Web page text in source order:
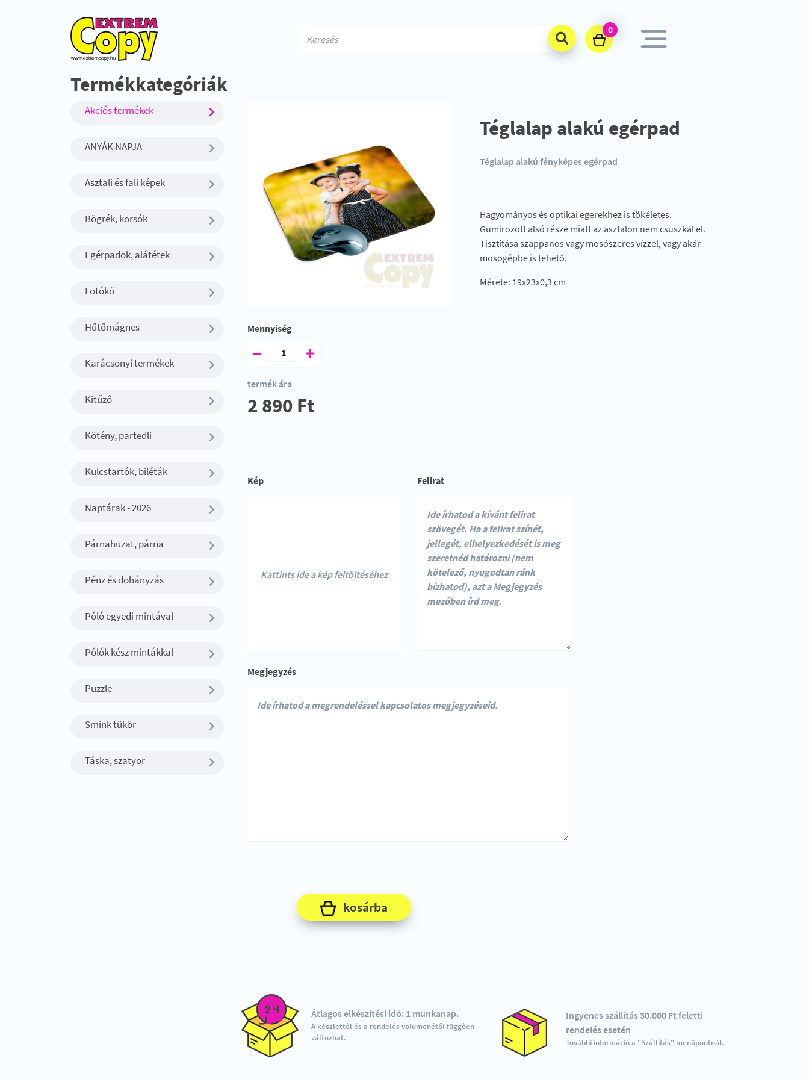
0
Termékkategóriák
Akciós termékek
ANYÁK NAPJA
Asztali és fali képek
Bögrék, korsók
Egérpadok, alátétek
Fotókő
Hűtőmágnes
Karácsonyi termékek
Kitűző
Kötény, partedli
Kulcstartók, biléták
Naptárak - 2026
Párnahuzat, párna
Pénz és dohányzás
Póló egyedi mintával
Pólók kész mintákkal
Puzzle
Smink tükör
Táska, szatyor
Mennyiség
termék ára
2 890 Ft
Téglalap alakú egérpad
Téglalap alakú fényképes egérpad
Hagyományos és optikai egerekhez is tökéletes.
Gumírozott alsó része miatt az asztalon nem csuszkál el.
Tisztítása szappanos vagy mosószeres vízzel, vagy akár
mosogépbe is tehető.
Mérete: 19x23x0,3 cm
Kép
Kattints ide a kép feltöltéséhez
Felirat
Megjegyzés
kosárba
Átlagos elkészítési idő: 1 munkanap.
A készlettől és a rendelés volumenétől függően
változhat.
Ingyenes szállítás 30.000 Ft feletti
rendelés esetén
További információ a "Szállítás" menüpontnál.